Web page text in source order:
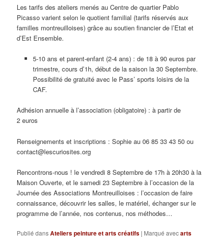
Les tarifs des ateliers menés au Centre de quartier Pablo
Picasso varient selon le quotient familial (tarifs réservés aux
familles montreuilloises) grâce au soutien financier de l’Etat et
d’Est Ensemble.
5-10 ans et parent-enfant (2-4 ans) : de 18 à 90 euros par
trimestre, cours d’1h, début de la saison la 30 Septembre.
Possibilité de gratuité avec le Pass’ sports loisirs de la
CAF.
Adhésion annuelle à l’association (obligatoire) : à partir de
2 euros
Renseignements et inscriptions : Sophie au 06 85 33 43 50 ou
contact@lescuriosites.org
Rencontrons-nous ! le vendredi 8 Septembre de 17h à 20h30 à la
Maison Ouverte, et le samedi 23 Septembre à l’occasion de la
Journée des Associations Montreuilloises : l’occasion de faire
connaissance, découvrir les salles, le matériel, échanger sur le
programme de l’année, nos contenus, nos méthodes…
Publié dansAteliers peinture et arts créatifs | Marqué avecarts